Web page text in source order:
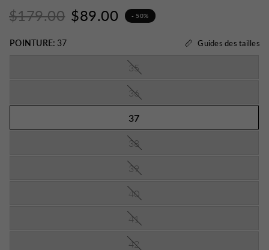
$179.00 $89.00 - 50%
POINTURE: 37 Guides des tailles
35
36
37
38
39
40
41
42